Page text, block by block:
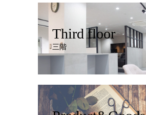
Third floor
三階